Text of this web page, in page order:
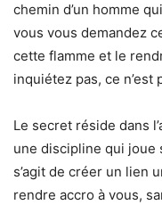
chemin d’un homme
vous vous demandez
cette flamme et le
inquiétez pas, ce
Le secret réside dans
une discipline qui joue
s’agit de créer un lien
rendre accro à vous,